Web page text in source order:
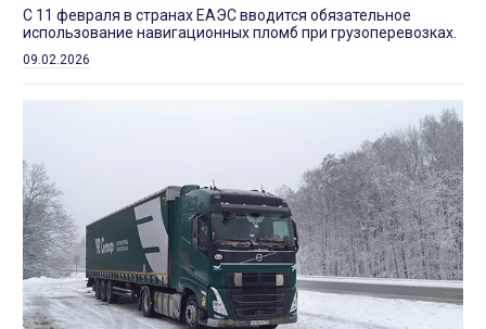
С 11 февраля в странах ЕАЭС вводится обязательное
использование навигационных пломб при грузоперевозках.
09.02.2026